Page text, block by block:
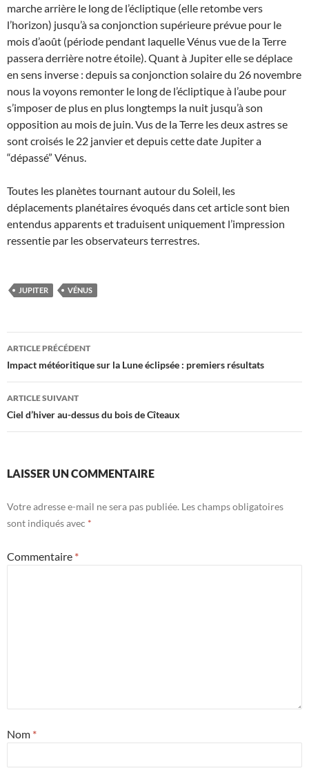
marche arrière le long de l’écliptique (elle retombe vers
l’horizon) jusqu’à sa conjonction supérieure prévue pour le
mois d’août (période pendant laquelle Vénus vue de la Terre
passera derrière notre étoile). Quant à Jupiter elle se déplace
en sens inverse : depuis sa conjonction solaire du 26 novembre
nous la voyons remonter le long de l’écliptique à l’aube pour
s’imposer de plus en plus longtemps la nuit jusqu’à son
opposition au mois de juin. Vus de la Terre les deux astres se
sont croisés le 22 janvier et depuis cette date Jupiter a
“dépassé” Vénus.
Toutes les planètes tournant autour du Soleil, les
déplacements planétaires évoqués dans cet article sont bien
entendus apparents et traduisent uniquement l’impression
ressentie par les observateurs terrestres.
JUPITER VÉNUS
Navigation
des
articles
ARTICLE PRÉCÉDENT
Impact météoritique sur la Lune éclipsée : premiers résultats
ARTICLE SUIVANT
Ciel d’hiver au-dessus du bois de Cîteaux
LAISSER UN COMMENTAIRE
Votre adresse e-mail ne sera pas publiée. Les champs obligatoires
sont indiqués avec *
Commentaire *
Nom *